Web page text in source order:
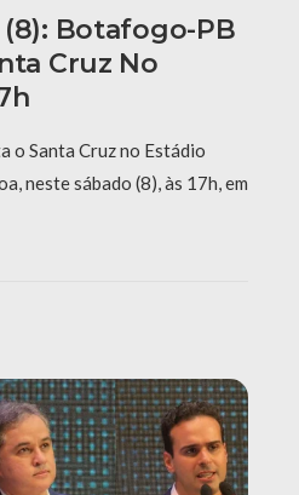
Botafogo-PB
Cruz No
Santa Cruz no Estádio
neste sábado (8), às 17h, em